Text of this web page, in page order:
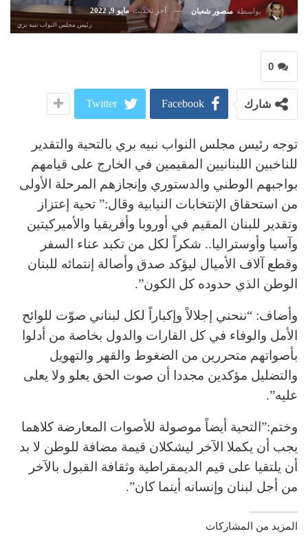
بواسطةمنصور شعبان آخر تحديثمايو 9, 2022
رئيس مجلس النواب نبيه بري
0
شارك Facebook
Twitter
توجه رئيس مجلس النواب نبيه بري بالتحية والتقدير
للناخبين اللبنانيين المقيمين في الخارج على قيامهم
بواجبهم الوطني والدستوري وإنجازهم المرحلة الأولى
من استحقاق الإنتخابات النيابية وقال:” تحية إعتزاز
وتقدير للبنان المقيم في أوروبا وأفريقيا والأميركيتين
وآسيا وأوستراليا.. شكراً لكل من تكبد عناء السفر
وقطع آلاف الأميال ليؤكد صدق وأصالة إنتمائه للبنان
الوطن الذي حدوده كل الكون”.
وأضاف: “ننحني إجلالاً وإكباراً لكل لبناني صوّت للوائح
الأمل والوفاء في كل القارات والدول بخاصة من أدلوا
بأصواتهم متحررين من الضغوط والقهر والتهويل
والتضليل مؤكدين مجددا أن صوت الحق يعلو ولا يعلى
عليه”.
وختم:”التحية أيضاً موصولة للأصوات المعارضة كلاهما
يجب أن يكملا الآخر ليشكلان قيمة مضافة للوطن لا بد
أن يلتقيا على قيم الديمقراطية وثقافة القبول بالآخر
من أجل لبنان وإنسانه أينما كان”.
المزيد من المشاركات